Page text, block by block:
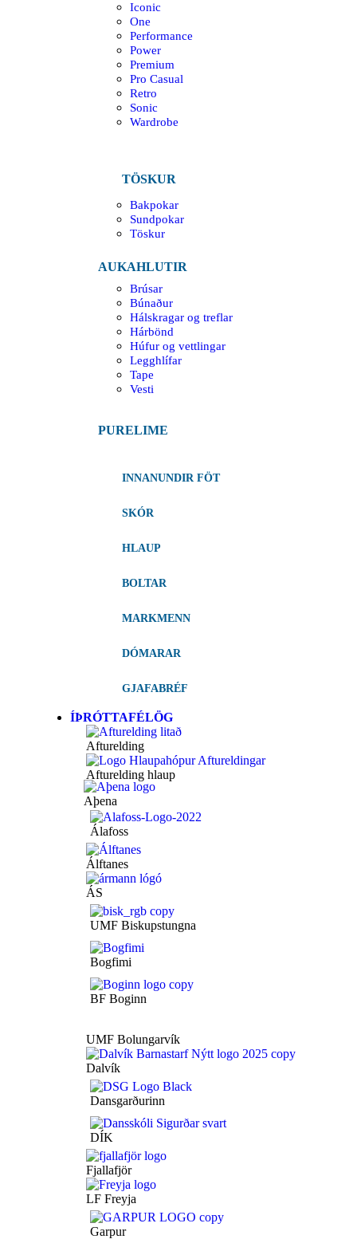
Iconic
One
Performance
Power
Premium
Pro Casual
Retro
Sonic
Wardrobe
TÖSKUR
Bakpokar
Sundpokar
Töskur
AUKAHLUTIR
Brúsar
Búnaður
Hálskragar og treflar
Hárbönd
Húfur og vettlingar
Legghlífar
Tape
Vesti
PURELIME
INNANUNDIR FÖT
SKÓR
HLAUP
BOLTAR
MARKMENN
DÓMARAR
GJAFABRÉF
ÍÞRÓTTAFÉLÖG
Afturelding
Afturelding hlaup
Aþena
Álafoss
Álftanes
ÁS
UMF Biskupstungna
Bogfimi
BF Boginn
UMF Bolungarvík
Dalvík
Dansgarðurinn
DÍK
Fjallafjör
LF Freyja
Garpur